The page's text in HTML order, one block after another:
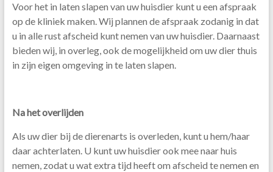
Voor het in laten slapen van uw huisdier kunt u een afspraak
op de kliniek maken. Wij plannen de afspraak zodanig in dat
u in alle rust afscheid kunt nemen van uw huisdier. Daarnaast
bieden wij, in overleg, ook de mogelijkheid om uw dier thuis
in zijn eigen omgeving in te laten slapen.
Na het overlijden
Als uw dier bij de dierenarts is overleden, kunt u hem/haar
daar achterlaten. U kunt uw huisdier ook mee naar huis
nemen, zodat u wat extra tijd heeft om afscheid te nemen en